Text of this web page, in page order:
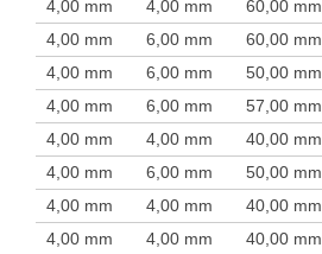
4,00 mm
4,00 mm 60,00 mm
4,00 mm
6,00 mm 60,00 mm
4,00 mm
6,00 mm 50,00 mm
4,00 mm
6,00 mm 57,00 mm
4,00 mm
4,00 mm 40,00 mm
4,00 mm
6,00 mm 50,00 mm
4,00 mm
4,00 mm 40,00 mm
4,00 mm
4,00 mm 40,00 mm